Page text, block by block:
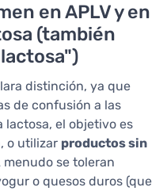
en APLV y en
(también
distinción, ya que
de confusión a las
lactosa, el objetivo es
o utilizar productos sin
menudo se toleran
o quesos duros (que